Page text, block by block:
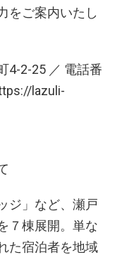
をご案内いたし
4-2-25 ／ 電話番
lazuli-
ジ」など、瀬戸
７棟展開。単な
た宿泊者を地域